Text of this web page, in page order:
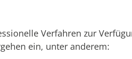
Verfahren zur
ein, unter anderem: